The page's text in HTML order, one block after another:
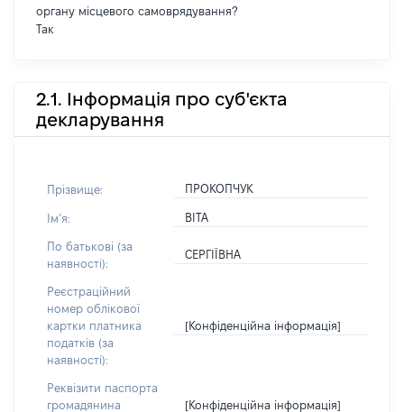
органу місцевого самоврядування?
Так
2.1. Інформація про суб'єкта
декларування
Прізвище: ПРОКОПЧУК
Імʼя: ВІТА
По батькові (за
наявності):
СЕРГІЇВНА
Реєстраційний
номер облікової
картки платника
податків (за
наявності):
[Конфіденційна інформація]
Реквізити паспорта
громадянина
[Конфіденційна інформація]